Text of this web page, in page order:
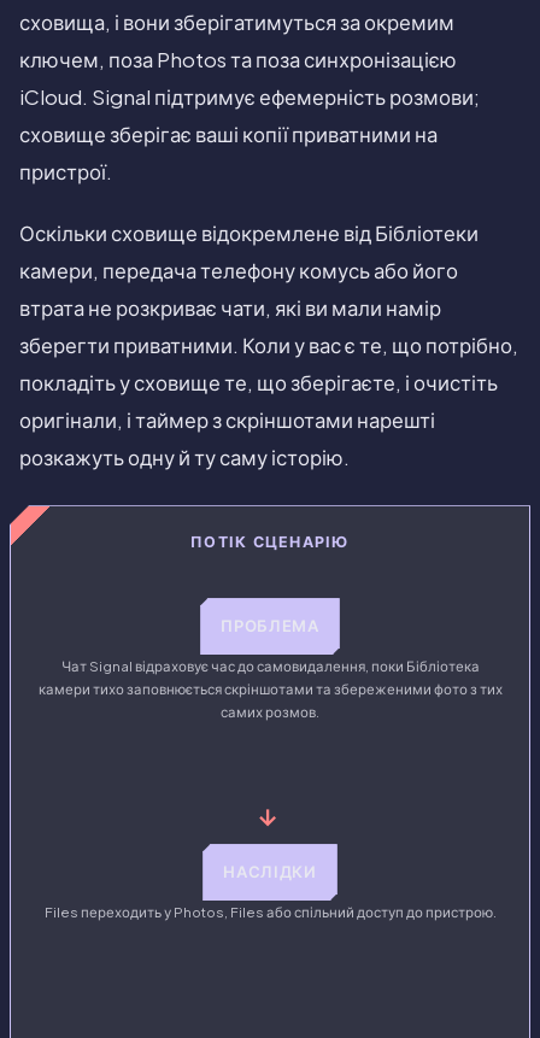
сховища, і вони зберігатимуться за окремим
ключем, поза Photos та поза синхронізацією
iCloud. Signal підтримує ефемерність розмови;
сховище зберігає ваші копії приватними на
пристрої.
Оскільки сховище відокремлене від Бібліотеки
камери, передача телефону комусь або його
втрата не розкриває чати, які ви мали намір
зберегти приватними. Коли у вас є те, що потрібно,
покладіть у сховище те, що зберігаєте, і очистіть
оригінали, і таймер з скріншотами нарешті
розкажуть одну й ту саму історію.
ПОТІК СЦЕНАРІЮ
ПРОБЛЕМА
Чат Signal відраховує час до самовидалення, поки Бібліотека
камери тихо заповнюється скріншотами та збереженими фото з тих
самих розмов.
→
НАСЛІДКИ
Files переходить у Photos, Files або спільний доступ до пристрою.